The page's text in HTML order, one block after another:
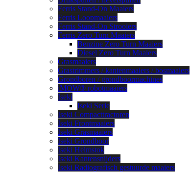
Ferris Stand-On Maaiers
Ferris Loopmaaiers
Ferris Stand-On Strooiers
Ferris Zero Turn Maaiers
Benzine Zero Turn Maaiers
Diesel Zero Turn Maaiers
Grasmaaiers
Grastrimmers / kantenmaaiers / bosmaaiers
Grondboren / grondboormachines
iMOW® robotmaaiers
Iseki
Iseki Serie
Iseki Compacttractoren
Iseki Frontmaaiers
Iseki Grasmaaiers
Iseki Grondboor
Iseki Helmstok
Iseki Kantensnijders
Iseki Radiografisch gestuurde maaiers